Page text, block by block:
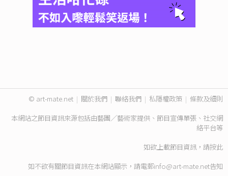
© art-mate.net | 關於我們 | 聯絡我們 | 私隱權政策 | 條款及細則
本網站之節目資訊來源包括由藝團／藝術家提供、節目宣傳單張、社交網
絡平台等
如欲上載節目資訊，請按此
如不欲有關節目資訊在本網站顯示，請電郵info@art-mate.net告知